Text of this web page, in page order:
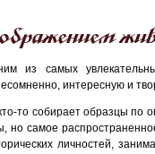
из самых
интересную и
то собирает образцы по
но самое
личностей,